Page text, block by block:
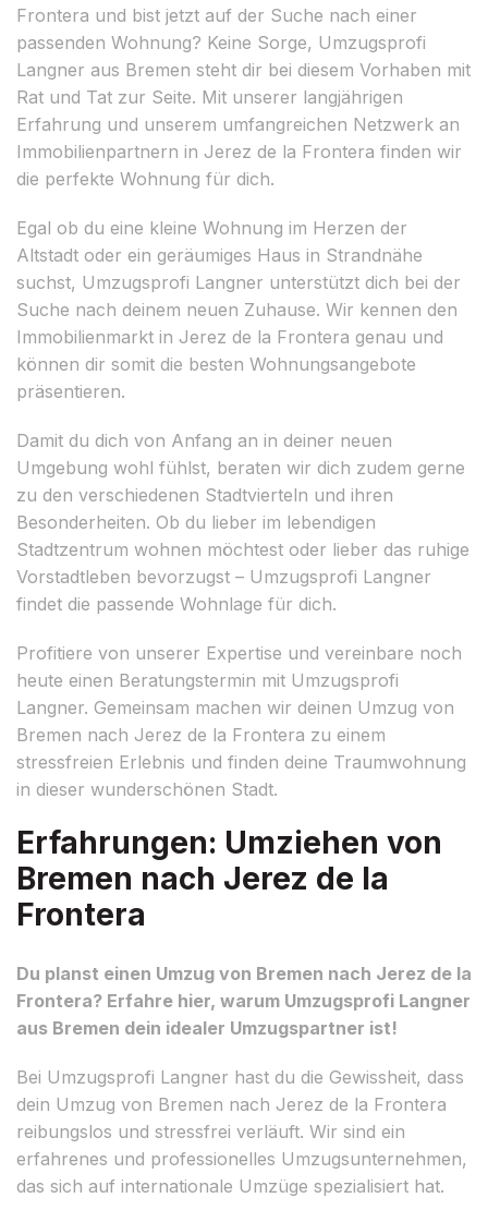
Frontera und bist jetzt auf der Suche nach einer
passenden Wohnung? Keine Sorge, Umzugsprofi
Langner aus Bremen steht dir bei diesem Vorhaben mit
Rat und Tat zur Seite. Mit unserer langjährigen
Erfahrung und unserem umfangreichen Netzwerk an
Immobilienpartnern in Jerez de la Frontera finden wir
die perfekte Wohnung für dich.
Egal ob du eine kleine Wohnung im Herzen der
Altstadt oder ein geräumiges Haus in Strandnähe
suchst, Umzugsprofi Langner unterstützt dich bei der
Suche nach deinem neuen Zuhause. Wir kennen den
Immobilienmarkt in Jerez de la Frontera genau und
können dir somit die besten Wohnungsangebote
präsentieren.
Damit du dich von Anfang an in deiner neuen
Umgebung wohl fühlst, beraten wir dich zudem gerne
zu den verschiedenen Stadtvierteln und ihren
Besonderheiten. Ob du lieber im lebendigen
Stadtzentrum wohnen möchtest oder lieber das ruhige
Vorstadtleben bevorzugst – Umzugsprofi Langner
findet die passende Wohnlage für dich.
Profitiere von unserer Expertise und vereinbare noch
heute einen Beratungstermin mit Umzugsprofi
Langner. Gemeinsam machen wir deinen Umzug von
Bremen nach Jerez de la Frontera zu einem
stressfreien Erlebnis und finden deine Traumwohnung
in dieser wunderschönen Stadt.
Erfahrungen: Umziehen von
Bremen nach Jerez de la
Frontera
Du planst einen Umzug von Bremen nach Jerez de la
Frontera? Erfahre hier, warum Umzugsprofi Langner
aus Bremen dein idealer Umzugspartner ist!
Bei Umzugsprofi Langner hast du die Gewissheit, dass
dein Umzug von Bremen nach Jerez de la Frontera
reibungslos und stressfrei verläuft. Wir sind ein
erfahrenes und professionelles Umzugsunternehmen,
das sich auf internationale Umzüge spezialisiert hat.